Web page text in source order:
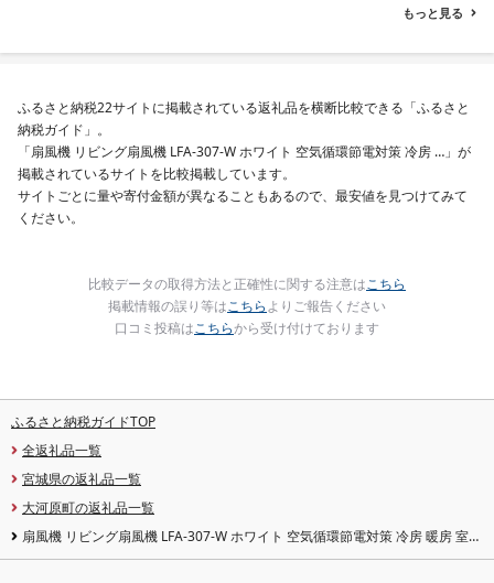
もっと見る
ふるさと納税22サイトに掲載されている返礼品を横断比較できる「ふるさと
納税ガイド」。
「扇風機 リビング扇風機 LFA-307-W ホワイト 空気循環節電対策 冷房 …」が
掲載されているサイトを比較掲載しています。
サイトごとに量や寄付金額が異なることもあるので、最安値を見つけてみて
ください。
比較データの取得方法と正確性に関する注意はこちら
掲載情報の誤り等はこちらよりご報告ください
口コミ投稿はこちらから受け付けております
ふるさと納税ガイドTOP
全返礼品一覧
宮城県の返礼品一覧
大河原町の返礼品一覧
扇風機 リビング扇風機 LFA-307-W ホワイト 空気循環節電対策 冷房 暖房 室内